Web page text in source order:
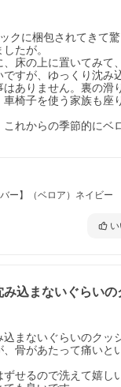
クに梱包されてきて
たが。
床の上に置いてみて
ですが、ゆっくり沈み
はありません。裏の滑
椅子を使う家族も座
れからの季節的にベ
ー】（ベロア）ネイビー
込まないぐらいのクッ
骨があたって痛いと
ずせるので洗えて嬉し